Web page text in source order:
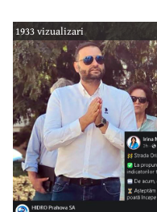
realizarea modernizării
finanțat prin Programul
Saligny”.
1933 vizualizari